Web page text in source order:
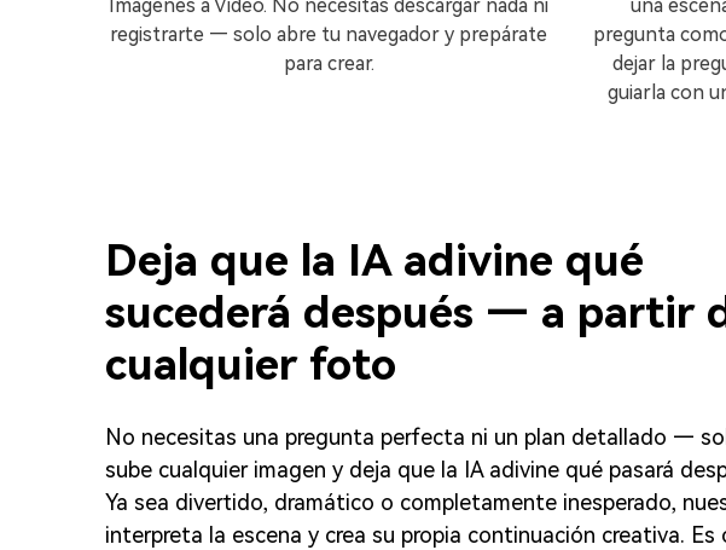
Imágenes a Video. No necesitas descargar nada ni
registrarte — solo abre tu navegador y prepárate
para crear.
una
pregunta
dejar la
guiarla con
Deja que la IA adivine qué
sucederá después — a partir
cualquier foto
No necesitas una pregunta perfecta ni un plan detallado —
sube cualquier imagen y deja que la IA adivine qué pasará
Ya sea divertido, dramático o completamente inesperado,
interpreta la escena y crea su propia continuación creativa. Es